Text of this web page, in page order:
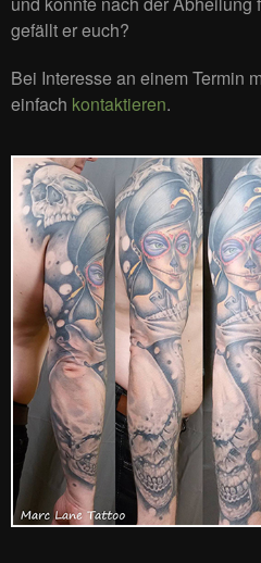
gefällt er euch?
Bei Interesse an einem Termin
einfach kontaktieren.